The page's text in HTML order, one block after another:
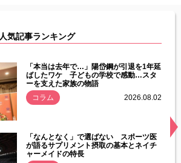
人気記事ランキング
「本当は去年で…」陽岱鋼が引退を1年延
ばしたワケ 子どもの学校で感動…スタ
ーを支えた家族の物語
コラム
2026.08.02
「なんとなく」で選ばない スポーツ医
が語るサプリメント摂取の基本とネイチ
ャーメイドの特長